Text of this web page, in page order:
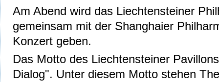
Am Abend wird das Liechtensteiner
gemeinsam mit der Shanghaier
Konzert geben.
Das Motto des Liechtensteiner
Dialog". Unter diesem Motto stehen